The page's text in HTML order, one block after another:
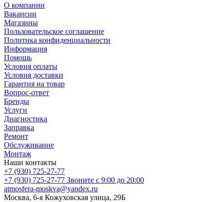
О компании
Вакансии
Магазины
Пользовательское соглашение
Политика конфиденциальности
Информация
Помощь
Условия оплаты
Условия доставки
Гарантия на товар
Вопрос-ответ
Бренды
Услуги
Диагностика
Заправка
Ремонт
Обслуживание
Монтаж
Наши контакты
+7 (930) 725-27-77
+7 (930) 725-27-77 Звоните с 9:00 до 20:00
atmosfera-moskva@yandex.ru
Москва, 6-я Кожуховская улица, 29Б